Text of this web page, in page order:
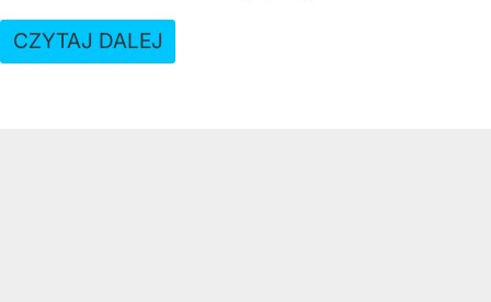
CZYTAJ DALEJ